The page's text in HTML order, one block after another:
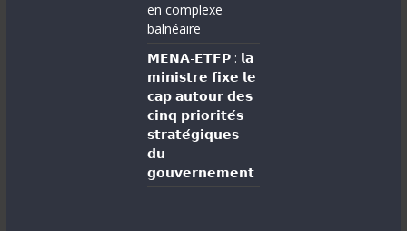
en complexe
balnéaire
𝗠𝗘𝗡𝗔-𝗘𝗧𝗙𝗣 : 𝗹𝗮
𝗺𝗶𝗻𝗶𝘀𝘁𝗿𝗲 𝗳𝗶𝘅𝗲 𝗹𝗲
𝗰𝗮𝗽 𝗮𝘂𝘁𝗼𝘂𝗿 𝗱𝗲𝘀
𝗰𝗶𝗻𝗾 𝗽𝗿𝗶𝗼𝗿𝗶𝘁𝗲́𝘀
𝘀𝘁𝗿𝗮𝘁𝗲́𝗴𝗶𝗾𝘂𝗲𝘀
𝗱𝘂
𝗴𝗼𝘂𝘃𝗲𝗿𝗻𝗲𝗺𝗲𝗻𝘁